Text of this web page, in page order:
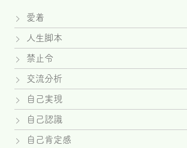
愛着
人生脚本
禁止令
交流分析
自己実現
自己認識
自己肯定感